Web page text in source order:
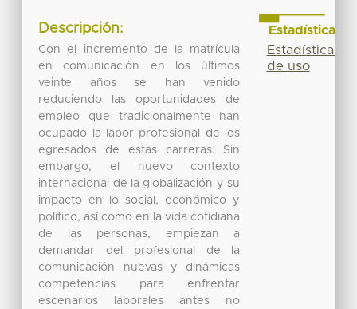
Descripción:
Con el incremento de la matrícula
en comunicación en los últimos
veinte años se han venido
reduciendo las oportunidades de
empleo que tradicionalmente han
ocupado la labor profesional de los
egresados de estas carreras. Sin
embargo, el nuevo contexto
internacional de la globalización y su
impacto en lo social, económico y
político, así como en la vida cotidiana
de las personas, empiezan a
demandar del profesional de la
comunicación nuevas y dinámicas
competencias para enfrentar
escenarios laborales antes no
Estadísticas
Estadísticas
de uso